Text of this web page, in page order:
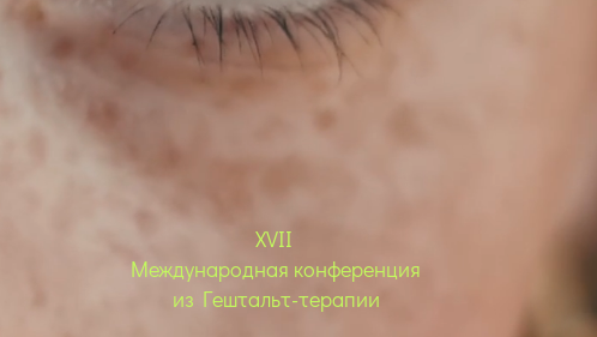
XVII
Международная конференция
из Гештальт-терапии